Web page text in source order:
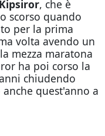
, che è
scorso quando
per la prima
volta avendo un
mezza maratona
ha poi corso la
chiudendo
quest'anno a